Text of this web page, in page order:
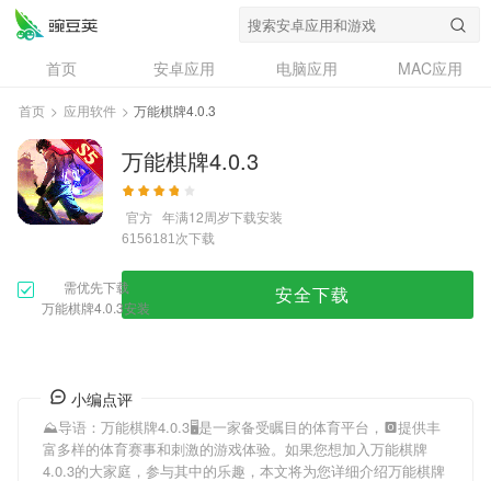
首页 安卓应用 电脑应用
MAC应用
资讯
专题
问答
首页 > 应用软件 > 万能棋牌4.0.3
万能棋牌4.0.3
官方 年满12周岁下载安装
6156181次下载
需优先下载
万能棋牌4.0.3安装
安全下载
小编点评
⛰导语： 万能棋牌4.0.3🖥是一家备受瞩目的体育平台，🅾提供丰
富多样的体育赛事和刺激的游戏体验。如果您想加入万能棋牌
4.0.3的大家庭，参与其中的乐趣，本文将为您详细介绍万能棋牌